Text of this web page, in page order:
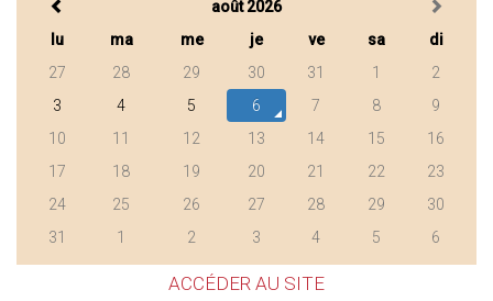
août 2026
lu
ma me je ve sa
di
27
28 29 30 31 1
2
3
4 5 6 7 8
9
10
11 12 13 14 15
16
17
18 19 20 21 22
23
24
25 26 27 28 29
30
31
1 2 3 4 5 6
ACCÉDER AU SITE